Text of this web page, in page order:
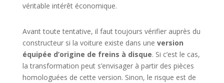
véritable intérêt économique.
Avant toute tentative, il faut toujours vérifier auprès du
constructeur si la voiture existe dans une version
équipée d’origine de freins à disque. Si c’est le cas,
la transformation peut s’envisager à partir des pièces
homologuées de cette version. Sinon, le risque est de